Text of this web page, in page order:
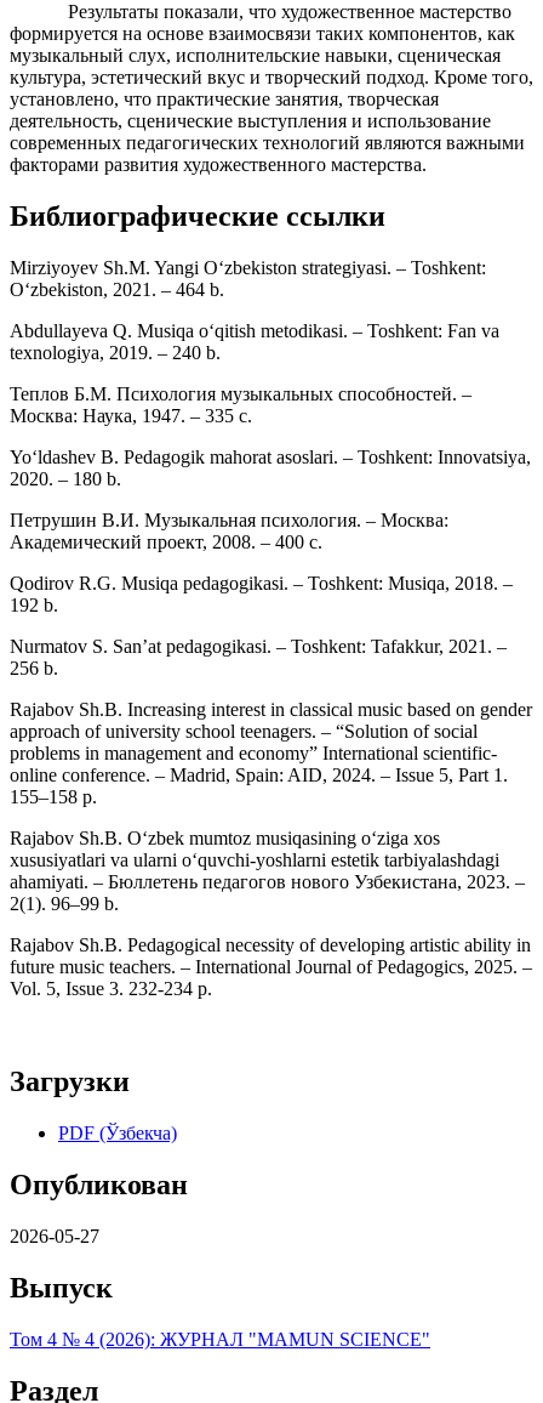
Результаты показали, что художественное мастерство
формируется на основе взаимосвязи таких компонентов, как
музыкальный слух, исполнительские навыки, сценическая
культура, эстетический вкус и творческий подход. Кроме того,
установлено, что практические занятия, творческая
деятельность, сценические выступления и использование
современных педагогических технологий являются важными
факторами развития художественного мастерства.
Библиографические ссылки
Mirziyoyev Sh.M. Yangi O‘zbekiston strategiyasi. – Toshkent:
O‘zbekiston, 2021. – 464 b.
Abdullayeva Q. Musiqa o‘qitish metodikasi. – Toshkent: Fan va
texnologiya, 2019. – 240 b.
Теплов Б.М. Психология музыкальных способностей. –
Москва: Наука, 1947. – 335 с.
Yo‘ldashev B. Pedagogik mahorat asoslari. – Toshkent: Innovatsiya,
2020. – 180 b.
Петрушин В.И. Музыкальная психология. – Москва:
Академический проект, 2008. – 400 с.
Qodirov R.G. Musiqa pedagogikasi. – Toshkent: Musiqa, 2018. –
192 b.
Nurmatov S. San’at pedagogikasi. – Toshkent: Tafakkur, 2021. –
256 b.
Rajabov Sh.B. Increasing interest in classical music based on gender
approach of university school teenagers. – “Solution of social
problems in management and economy” International scientific-
online conference. – Madrid, Spain: AID, 2024. – Issue 5, Part 1.
155–158 p.
Rajabov Sh.B. O‘zbek mumtoz musiqasining o‘ziga xos
xususiyatlari va ularni o‘quvchi-yoshlarni estetik tarbiyalashdagi
ahamiyati. – Бюллетень педагогов нового Узбекистана, 2023. –
2(1). 96–99 b.
Rajabov Sh.B. Pedagogical necessity of developing artistic ability in
future music teachers. – International Journal of Pedagogics, 2025. –
Vol. 5, Issue 3. 232-234 p.
Загрузки
PDF (Ўзбекча)
Опубликован
2026-05-27
Выпуск
Том 4 № 4 (2026): ЖУРНАЛ "MAMUN SCIENCE"
Раздел